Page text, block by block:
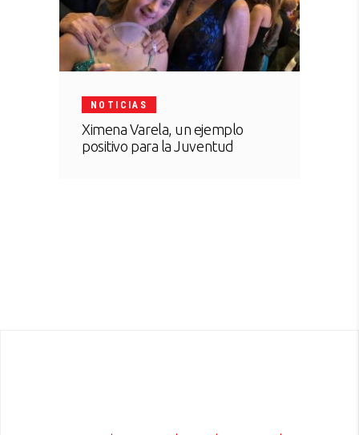
NOTICIAS
Ximena Varela, un ejemplo
positivo para la Juventud